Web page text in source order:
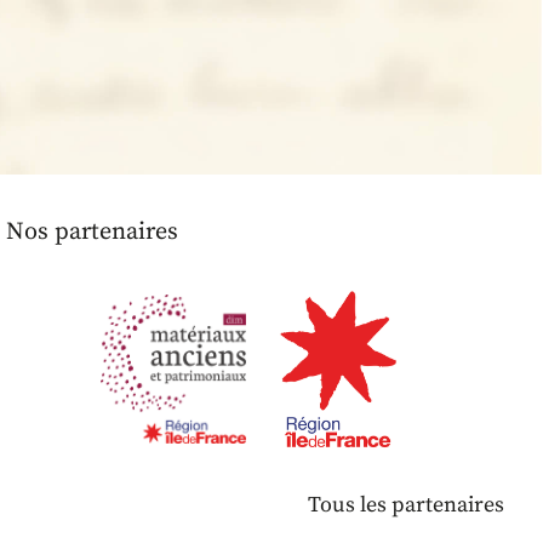
Nos partenaires
Tous les partenaires